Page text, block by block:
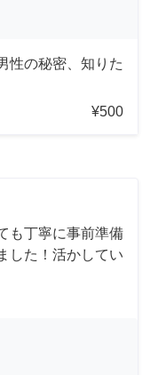
性の秘密、知りた
¥500
も丁寧に事前準備
した！活かしてい